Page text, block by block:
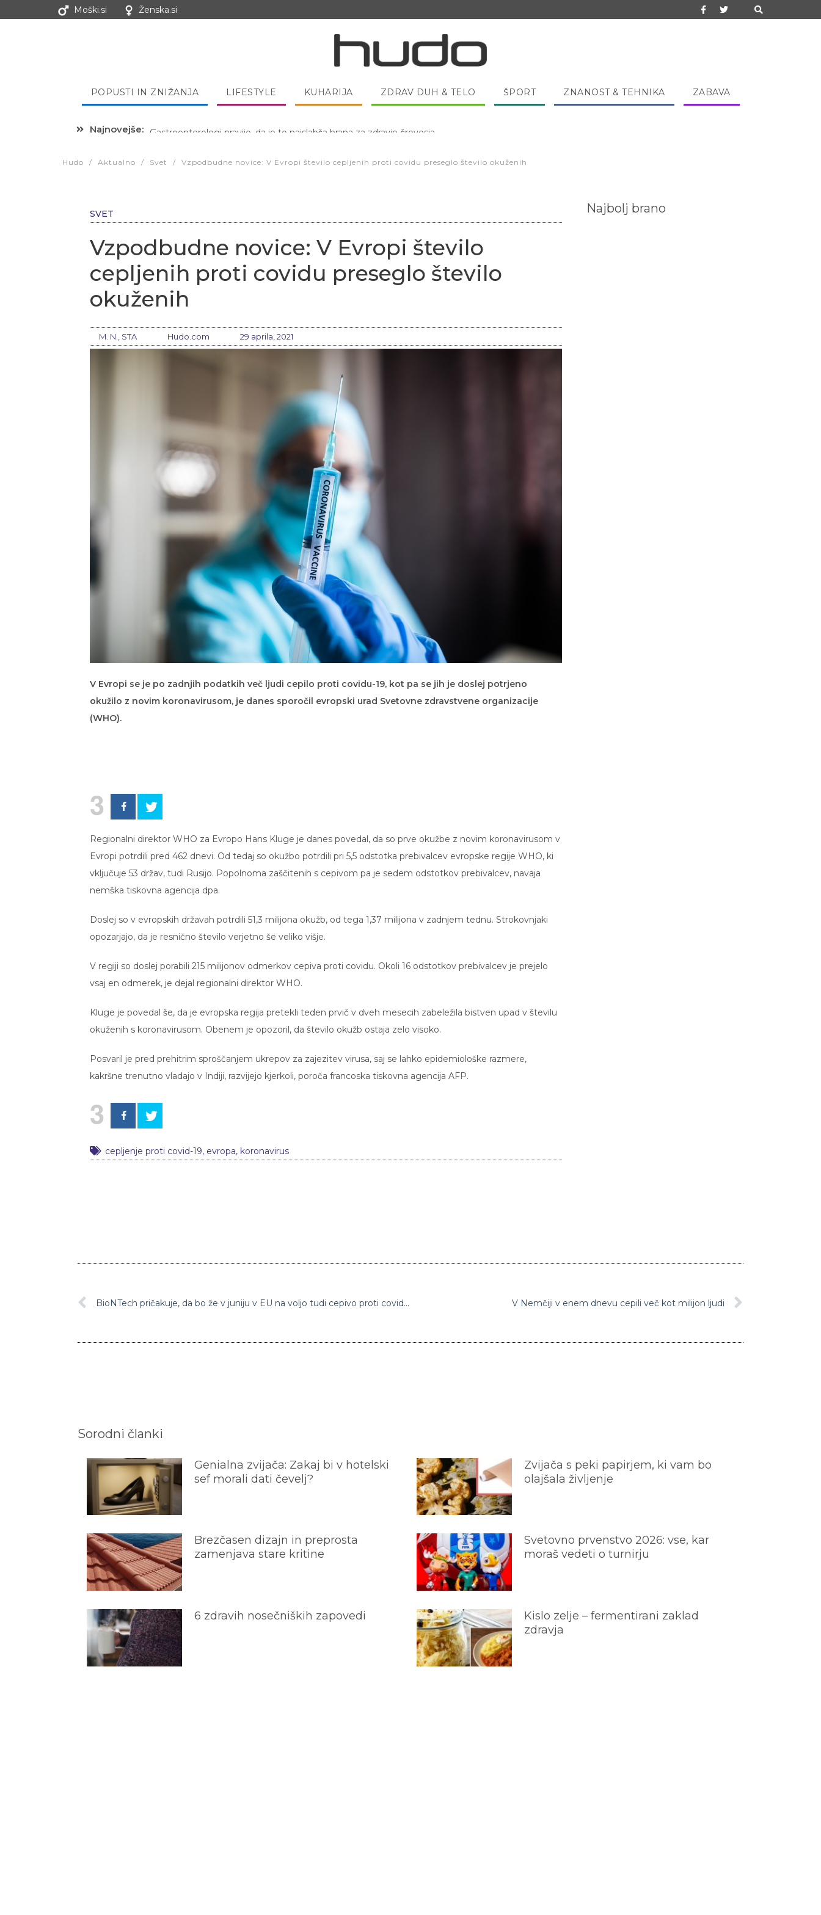
Moški.si Ženska.si
POPUSTI IN ZNIŽANJA LIFESTYLE KUHARIJA ZDRAV DUH & TELO ŠPORT ZNANOST & TEHNIKA ZABAVA
Najnovejše: Hibernacijska dieta: Zakaj je pred spanjem dobro pojesti žlico medu?
Hudo / Aktualno / Svet / Vzpodbudne novice: V Evropi število cepljenih proti covidu preseglo število okuženih
SVET
Vzpodbudne novice: V Evropi število
cepljenih proti covidu preseglo število
okuženih
M. N., STA Hudo.com 29 aprila, 2021
V Evropi se je po zadnjih podatkih več ljudi cepilo proti covidu-19, kot pa se jih je doslej potrjeno
okužilo z novim koronavirusom, je danes sporočil evropski urad Svetovne zdravstvene organizacije
(WHO).
3
Regionalni direktor WHO za Evropo Hans Kluge je danes povedal, da so prve okužbe z novim koronavirusom v
Evropi potrdili pred 462 dnevi. Od tedaj so okužbo potrdili pri 5,5 odstotka prebivalcev evropske regije WHO, ki
vključuje 53 držav, tudi Rusijo. Popolnoma zaščitenih s cepivom pa je sedem odstotkov prebivalcev, navaja
nemška tiskovna agencija dpa.
Doslej so v evropskih državah potrdili 51,3 milijona okužb, od tega 1,37 milijona v zadnjem tednu. Strokovnjaki
opozarjajo, da je resnično število verjetno še veliko višje.
V regiji so doslej porabili 215 milijonov odmerkov cepiva proti covidu. Okoli 16 odstotkov prebivalcev je prejelo
vsaj en odmerek, je dejal regionalni direktor WHO.
Kluge je povedal še, da je evropska regija pretekli teden prvič v dveh mesecih zabeležila bistven upad v številu
okuženih s koronavirusom. Obenem je opozoril, da število okužb ostaja zelo visoko.
Posvaril je pred prehitrim sproščanjem ukrepov za zajezitev virusa, saj se lahko epidemiološke razmere,
kakršne trenutno vladajo v Indiji, razvijejo kjerkoli, poroča francoska tiskovna agencija AFP.
3
cepljenje proti covid-19, evropa, koronavirus
Najbolj brano
BioNTech pričakuje, da bo že v juniju v EU na voljo tudi cepivo proti covidu-19 za stare od 12 do 15 let V Nemčiji v enem dnevu cepili več kot milijon ljudi
Sorodni članki
Genialna zvijača: Zakaj bi v hotelski
sef morali dati čevelj?
Zvijača s peki papirjem, ki vam bo
olajšala življenje
Brezčasen dizajn in preprosta
zamenjava stare kritine
Svetovno prvenstvo 2026: vse, kar
moraš vedeti o turnirju
6 zdravih nosečniških zapovedi
Kislo zelje – fermentirani zaklad
zdravja